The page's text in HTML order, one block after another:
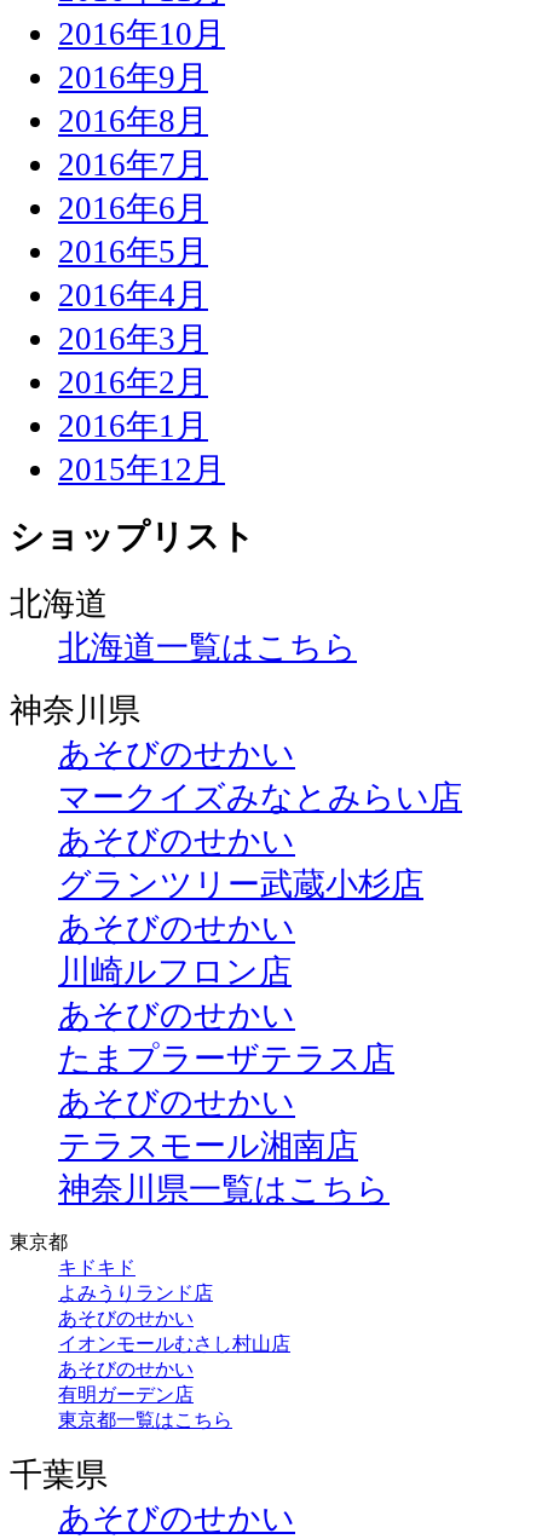
2016年10月
2016年9月
2016年8月
2016年7月
2016年6月
2016年5月
2016年4月
2016年3月
2016年2月
2016年1月
2015年12月
ショップリスト
北海道
北海道一覧はこちら
神奈川県
あそびのせかい
マークイズみなとみらい店
あそびのせかい
グランツリー武蔵小杉店
あそびのせかい
川崎ルフロン店
あそびのせかい
たまプラーザテラス店
あそびのせかい
テラスモール湘南店
神奈川県一覧はこちら
東京都
キドキド
よみうりランド店
あそびのせかい
イオンモールむさし村山店
あそびのせかい
有明ガーデン店
東京都一覧はこちら
千葉県
あそびのせかい